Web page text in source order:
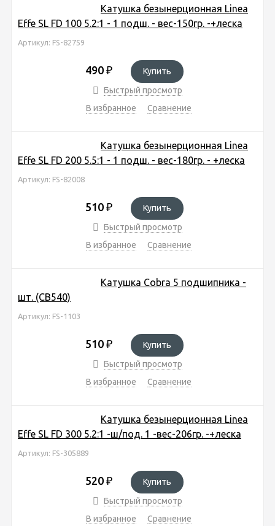
Катушка безынерционная Linea
Effe SL FD 100 5.2:1 - 1 подш. - вес-150гр. -+леска
Артикул: FS-82759
490 ₽
Купить
Быстрый просмотр
В избранное
Сравнение
Катушка безынерционная Linea
Effe SL FD 200 5.5:1 - 1 подш. - вес-180гр. - +леска
Артикул: FS-82008
510 ₽
Купить
Быстрый просмотр
В избранное
Сравнение
Катушка Cobra 5 подшипника -
шт. (CB540)
Артикул: FS-1103
510 ₽
Купить
Быстрый просмотр
В избранное
Сравнение
Катушка безынерционная Linea
Effe SL FD 300 5.2:1 -ш/под. 1 -вес-206гр. -+леска
Артикул: FS-305889
520 ₽
Купить
Быстрый просмотр
В избранное
Сравнение